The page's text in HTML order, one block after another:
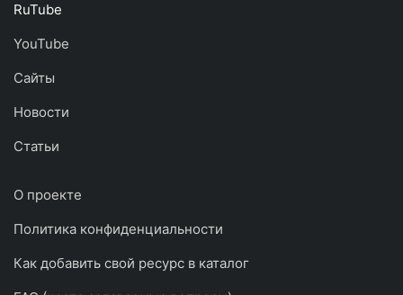
RuTube
YouTube
Сайты
Новости
Статьи
О проекте
Политика конфиденциальности
Как добавить свой ресурс в каталог